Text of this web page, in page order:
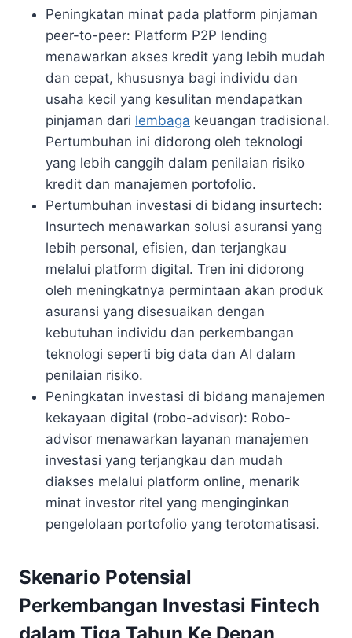
Peningkatan minat pada platform pinjaman
peer-to-peer: Platform P2P lending
menawarkan akses kredit yang lebih mudah
dan cepat, khususnya bagi individu dan
usaha kecil yang kesulitan mendapatkan
pinjaman dari lembaga keuangan tradisional.
Pertumbuhan ini didorong oleh teknologi
yang lebih canggih dalam penilaian risiko
kredit dan manajemen portofolio.
Pertumbuhan investasi di bidang insurtech:
Insurtech menawarkan solusi asuransi yang
lebih personal, efisien, dan terjangkau
melalui platform digital. Tren ini didorong
oleh meningkatnya permintaan akan produk
asuransi yang disesuaikan dengan
kebutuhan individu dan perkembangan
teknologi seperti big data dan AI dalam
penilaian risiko.
Peningkatan investasi di bidang manajemen
kekayaan digital (robo-advisor): Robo-
advisor menawarkan layanan manajemen
investasi yang terjangkau dan mudah
diakses melalui platform online, menarik
minat investor ritel yang menginginkan
pengelolaan portofolio yang terotomatisasi.
Skenario Potensial
Perkembangan Investasi Fintech